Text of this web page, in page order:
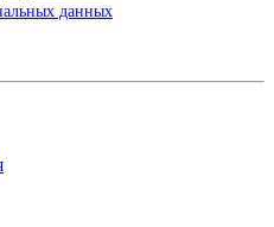
данных